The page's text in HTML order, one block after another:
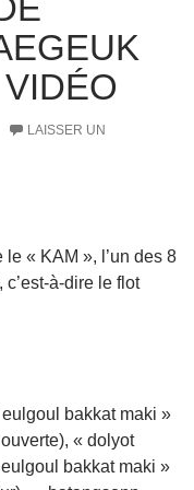
LAISSER UN
le « KAM », l’un des 8
à-dire le flot
bakkat maki »
« dolyot
bakkat maki »